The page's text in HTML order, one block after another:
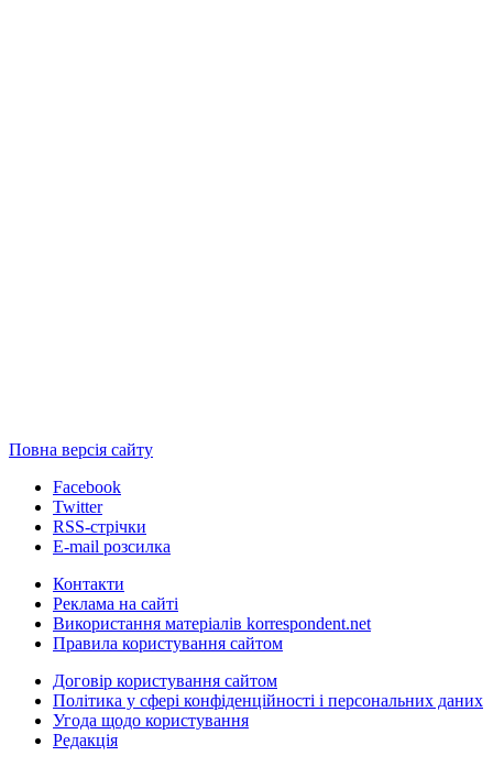
Повна версія сайту
Facebook
Twitter
RSS-стрічки
E-mail розсилка
Контакти
Реклама на сайті
Використання матеріалів korrespondent.net
Правила користування сайтом
Договір користування сайтом
Політика у сфері конфіденційності і персональних даних
Угода щодо користування
Редакція